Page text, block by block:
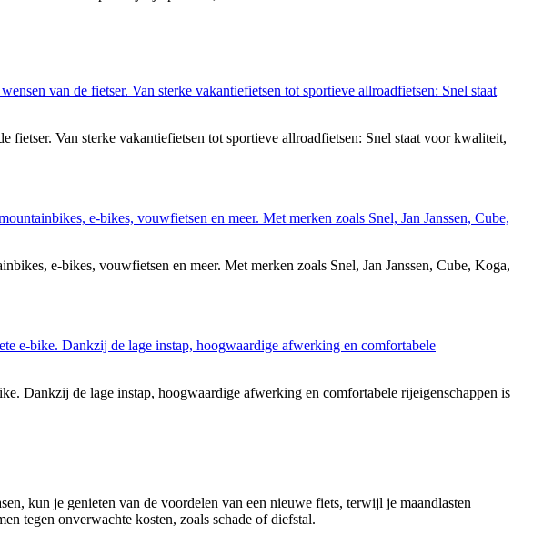
Van sterke vakantiefietsen tot sportieve allroadfietsen: Snel staat voor kwaliteit,
e-bikes, vouwfietsen en meer. Met merken zoals Snel, Jan Janssen, Cube, Koga,
Dankzij de lage instap, hoogwaardige afwerking en comfortabele rijeigenschappen is
kun je genieten van de voordelen van een nieuwe fiets, terwijl je maandlasten
tegen onverwachte kosten, zoals schade of diefstal.